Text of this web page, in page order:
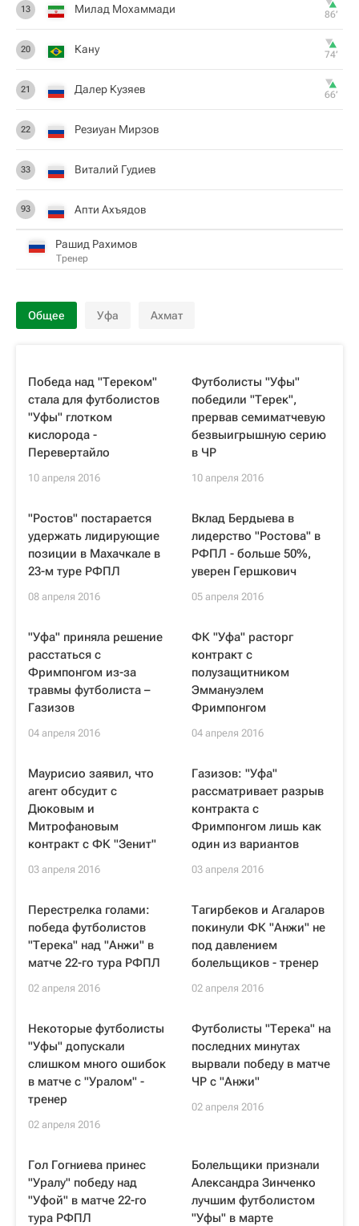
13 Милад Мохаммади 86‎’‎
20 Кану 74‎’‎
21 Далер Кузяев 66‎’‎
22 Резиуан Мирзов
33 Виталий Гудиев
93 Апти Ахъядов
Рашид Рахимов
Тренер
Общее Уфа Ахмат
Победа над "Тереком"
стала для футболистов
"Уфы" глотком
кислорода -
Перевертайло
10 апреля 2016
Футболисты "Уфы"
победили "Терек",
прервав семиматчевую
безвыигрышную серию
в ЧР
10 апреля 2016
"Ростов" постарается
удержать лидирующие
позиции в Махачкале в
23-м туре РФПЛ
08 апреля 2016
Вклад Бердыева в
лидерство "Ростова" в
РФПЛ - больше 50%,
уверен Гершкович
05 апреля 2016
"Уфа" приняла решение
расстаться с
Фримпонгом из-за
травмы футболиста –
Газизов
04 апреля 2016
ФК "Уфа" расторг
контракт с
полузащитником
Эммануэлем
Фримпонгом
04 апреля 2016
Маурисио заявил, что
агент обсудит с
Дюковым и
Митрофановым
контракт с ФК "Зенит"
03 апреля 2016
Газизов: "Уфа"
рассматривает разрыв
контракта с
Фримпонгом лишь как
один из вариантов
03 апреля 2016
Перестрелка голами:
победа футболистов
"Терека" над "Анжи" в
матче 22-го тура РФПЛ
02 апреля 2016
Тагирбеков и Агаларов
покинули ФК "Анжи" не
под давлением
болельщиков - тренер
02 апреля 2016
Некоторые футболисты
"Уфы" допускали
слишком много ошибок
в матче с "Уралом" -
тренер
02 апреля 2016
Футболисты "Терека" на
последних минутах
вырвали победу в матче
ЧР с "Анжи"
02 апреля 2016
Гол Гогниева принес
"Уралу" победу над
"Уфой" в матче 22-го
тура РФПЛ
Болельщики признали
Александра Зинченко
лучшим футболистом
"Уфы" в марте